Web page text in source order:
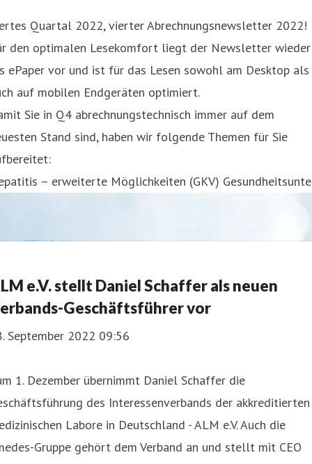
Quartal 2022, vierter Abrechnungsnewsletter 2022!
den optimalen Lesekomfort liegt der Newsletter wieder
ePaper vor und ist für das Lesen sowohl am Desktop als
auf mobilen Endgeräten optimiert.
Sie in Q4 abrechnungstechnisch immer auf dem
Stand sind, haben wir folgende Themen für Sie
– erweiterte Möglichkeiten (GKV) Gesundheitsunte
e.V. stellt Daniel Schaffer als neuen
Geschäftsführer vor
September 2022 09:56
1. Dezember übernimmt Daniel Schaffer die
des Interessenverbands der akkreditierten
Labore in Deutschland - ALM e.V. Auch die
Gruppe gehört dem Verband an und stellt mit CEO